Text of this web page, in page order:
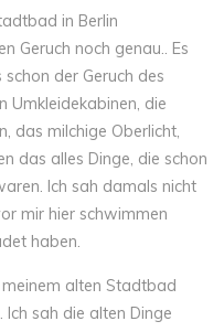
in Berlin
Geruch noch genau.. Es
der Geruch des
Umkleidekabinen, die
das milchige Oberlicht,
das alles Dinge, die schon
Ich sah damals nicht
mir hier schwimmen
haben.
alten Stadtbad
sah die alten Dinge